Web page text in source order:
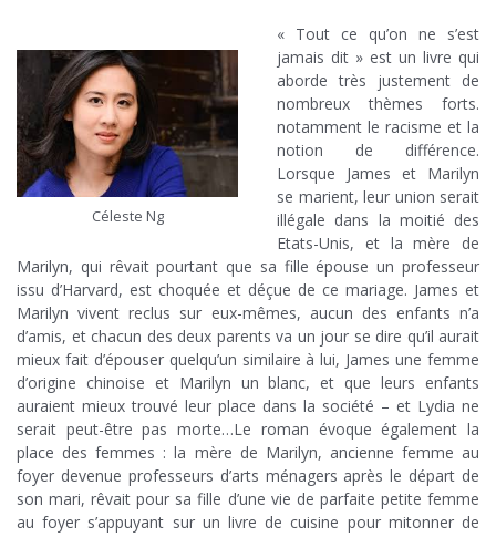
Céleste Ng
« Tout ce qu’on ne s’est
jamais dit » est un livre qui
aborde très justement de
nombreux thèmes forts.
notamment le racisme et la
notion de différence.
Lorsque James et Marilyn
se marient, leur union serait
illégale dans la moitié des
Etats-Unis, et la mère de
Marilyn, qui rêvait pourtant que sa fille épouse un professeur
issu d’Harvard, est choquée et déçue de ce mariage. James et
Marilyn vivent reclus sur eux-mêmes, aucun des enfants n’a
d’amis, et chacun des deux parents va un jour se dire qu’il aurait
mieux fait d’épouser quelqu’un similaire à lui, James une femme
d’origine chinoise et Marilyn un blanc, et que leurs enfants
auraient mieux trouvé leur place dans la société – et Lydia ne
serait peut-être pas morte…Le roman évoque également la
place des femmes : la mère de Marilyn, ancienne femme au
foyer devenue professeurs d’arts ménagers après le départ de
son mari, rêvait pour sa fille d’une vie de parfaite petite femme
au foyer s’appuyant sur un livre de cuisine pour mitonner de